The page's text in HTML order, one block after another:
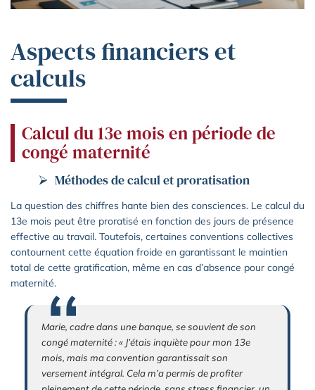
Aspects financiers et
calculs
Calcul du 13e mois en période de
congé maternité
Méthodes de calcul et proratisation
La question des chiffres hante bien des consciences. Le calcul du
13e mois peut être proratisé en fonction des jours de présence
effective au travail. Toutefois, certaines conventions collectives
contournent cette équation froide en garantissant le maintien
total de cette gratification, même en cas d’absence pour congé
maternité.
Marie, cadre dans une banque, se souvient de son
congé maternité : « J’étais inquiète pour mon 13e
mois, mais ma convention garantissait son
versement intégral. Cela m’a permis de profiter